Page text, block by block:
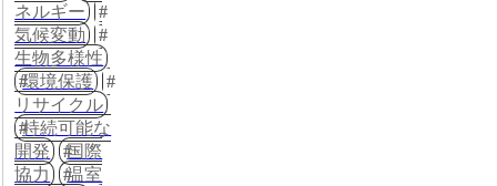
ネルギー
気候変動
生物多様性
環境保護
リサイクル
持続可能な
開発
国際
協力
温室